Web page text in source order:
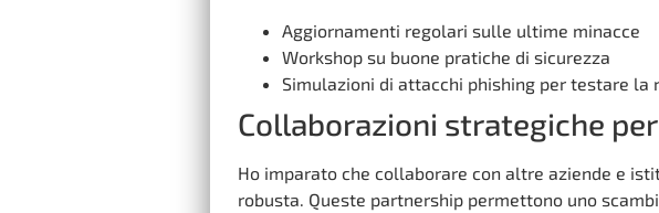
Aggiornamenti regolari sulle ultime minacce
Workshop su buone pratiche di sicurezza
Simulazioni di attacchi phishing per testare la
Collaborazioni strategiche
Ho imparato che collaborare con altre aziende e
robusta. Queste partnership permettono uno